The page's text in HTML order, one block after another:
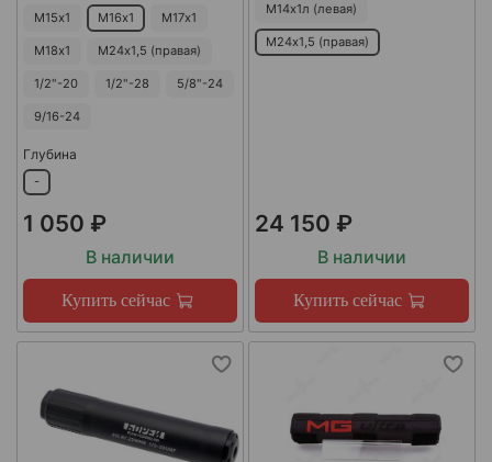
М15х1 М16х1 М17х1
М18х1 М24х1,5 (правая)
1/2"-20 1/2"-28 5/8"-24
9/16-24
Глубина
-
1 050 ₽
В наличии
Купить сейчас
М14х1л (левая)
М24х1,5 (правая)
24 150 ₽
В наличии
Купить сейчас